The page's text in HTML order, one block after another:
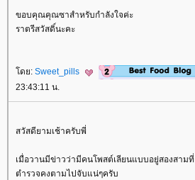
ขอบคุณคุณซาสำหรับกำลังใจค่ะ
ราตรีสวัสดิ์นะคะ
ดย: Sweet_pills
23:43:11 น.
สวัสดียามเช้าครับพี่
เมื่อวานมีข่าวว่ามีคนโพสต์เลียนแบบอยู่สองสามที่
ตำรวจคงตามไปจับแน่ๆครับ